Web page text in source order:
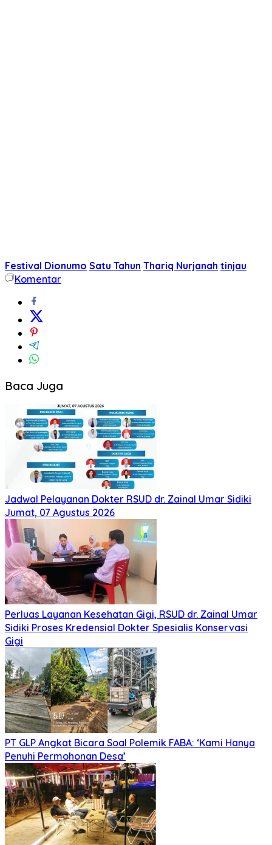
Festival Dionumo Satu Tahun Thariq Nurjanah tinjau
Komentar
Baca Juga
Jadwal Pelayanan Dokter RSUD dr. Zainal Umar Sidiki
Jumat, 07 Agustus 2026
Perluas Layanan Kesehatan Gigi, RSUD dr. Zainal Umar
Sidiki Proses Kredensial Dokter Spesialis Konservasi
Gigi
PT GLP Angkat Bicara Soal Polemik FABA: ‘Kami Hanya
Penuhi Permohonan Desa’